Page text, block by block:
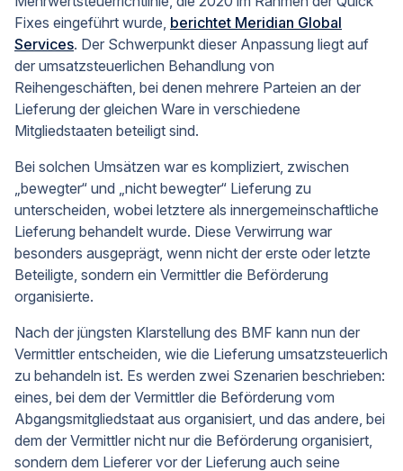
Fixes eingeführt wurde, berichtet Meridian Global
Services. Der Schwerpunkt dieser Anpassung liegt auf
der umsatzsteuerlichen Behandlung von
Reihengeschäften, bei denen mehrere Parteien an der
Lieferung der gleichen Ware in verschiedene
Mitgliedstaaten beteiligt sind.
Bei solchen Umsätzen war es kompliziert, zwischen
„bewegter“ und „nicht bewegter“ Lieferung zu
unterscheiden, wobei letztere als innergemeinschaftliche
Lieferung behandelt wurde. Diese Verwirrung war
besonders ausgeprägt, wenn nicht der erste oder letzte
Beteiligte, sondern ein Vermittler die Beförderung
organisierte.
Nach der jüngsten Klarstellung des BMF kann nun der
Vermittler entscheiden, wie die Lieferung umsatzsteuerlich
zu behandeln ist. Es werden zwei Szenarien beschrieben:
eines, bei dem der Vermittler die Beförderung vom
Abgangsmitgliedstaat aus organisiert, und das andere, bei
dem der Vermittler nicht nur die Beförderung organisiert,
sondern dem Lieferer vor der Lieferung auch seine